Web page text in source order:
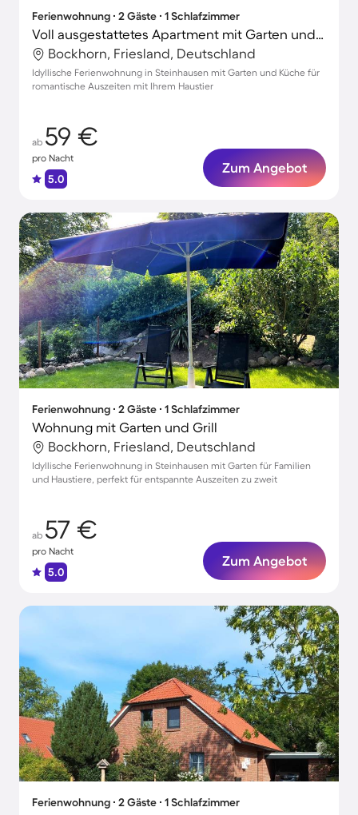
Ferienwohnung ∙ 2 Gäste ∙ 1 Schlafzimmer
Voll ausgestattetes Apartment mit Garten und Grill | Haustiere sind willkommen
Bockhorn, Friesland, Deutschland
Idyllische Ferienwohnung in Steinhausen mit Garten und Küche für
romantische Auszeiten mit Ihrem Haustier
ab 59 €
pro Nacht
5.0
Zum Angebot
Ferienwohnung ∙ 2 Gäste ∙ 1 Schlafzimmer
Wohnung mit Garten und Grill
Bockhorn, Friesland, Deutschland
Idyllische Ferienwohnung in Steinhausen mit Garten für Familien
und Haustiere, perfekt für entspannte Auszeiten zu zweit
ab 57 €
pro Nacht
5.0
Zum Angebot
Ferienwohnung ∙ 2 Gäste ∙ 1 Schlafzimmer